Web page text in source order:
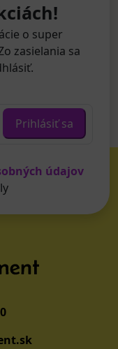
o super
zasielania sa
Prihlásiť sa
údajov